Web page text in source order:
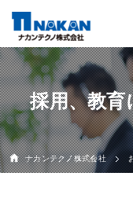
採用、教
ナカンテクノ株式会社